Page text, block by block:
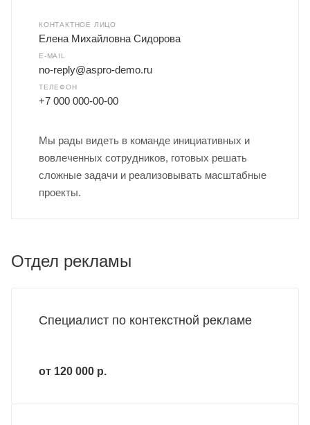
КОНТАКТНОЕ ЛИЦО
Елена Михайловна Сидорова
E-MAIL
no-reply@aspro-demo.ru
ТЕЛЕФОН
+7 000 000-00-00
Мы рады видеть в команде инициативных и
вовлеченных сотрудников, готовых решать
сложные задачи и реализовывать масштабные
проекты.
Отдел рекламы
Специалист по контекстной рекламе
от 120 000 р.